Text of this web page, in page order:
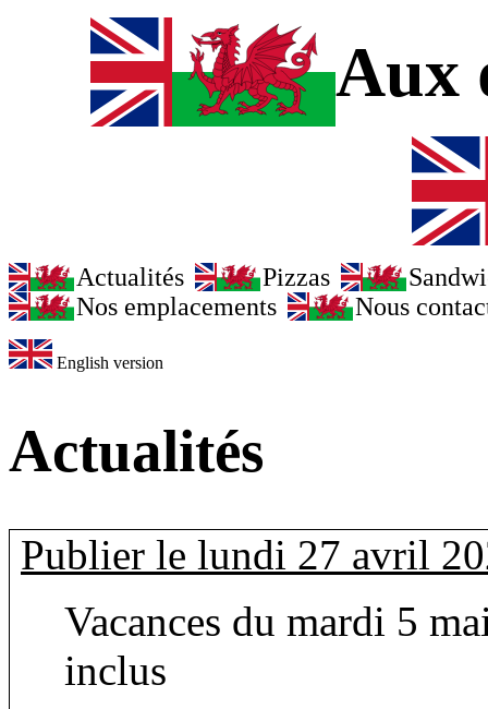
Aux
Actualités Pizzas
Nos emplacements
Nous
English version
Actualités
Publier le lundi 27 avril
Vacances du mardi 5
inclus